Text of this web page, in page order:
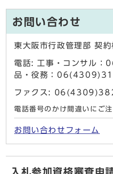
お問い合わせ
東大阪市行政管理部 契
電話: 工事・コンサル
品・役務：
ファクス:
電話番号のかけ間違いにご注
お問い合わせフォーム
入札参加資格審査